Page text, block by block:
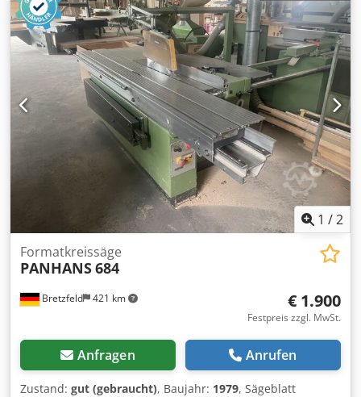
1 /2
Bretzfeld 421 km
Formatkreissäge
PANHANS684
€ 1.900
Festpreis zzgl. MwSt.
Anfragen Anrufen
Zustand: gut (gebraucht), Baujahr: 1979, Sägeblatt